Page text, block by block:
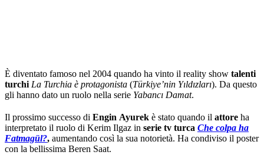
È diventato famoso nel 2004 quando ha vinto il reality show talenti
turchi La Turchia è protagonista (Türkiye’nin Yıldızları). Da questo
gli hanno dato un ruolo nella serie Yabancı Damat.
Il prossimo successo di Engin Ayurek è stato quando il attore ha
interpretato il ruolo di Kerim Ilgaz in serie tv turca Che colpa ha
Fatmagül?, aumentando così la sua notorietà. Ha condiviso il poster
con la bellissima Beren Saat.